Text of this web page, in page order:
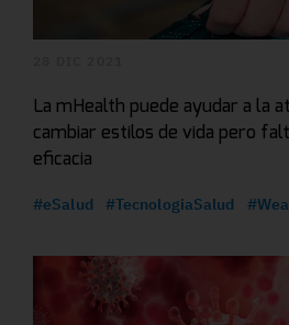
La mHealth puede ayudar a la
cambiar estilos de vida pero
eficacia
#eSalud #TecnologiaSalud